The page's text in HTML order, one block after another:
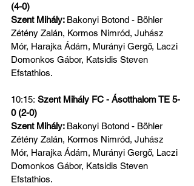
(4-0)
Szent Mihály: Bakonyi Botond - Böhler
Zétény Zalán, Kormos Nimród, Juhász
Mór, Harajka Ádám, Murányi Gergő, Laczi
Domonkos Gábor, Katsidis Steven
Efstathios.
10:15: Szent Mihály FC - Ásotthalom TE 5-
0 (2-0)
Szent Mihály: Bakonyi Botond - Böhler
Zétény Zalán, Kormos Nimród, Juhász
Mór, Harajka Ádám, Murányi Gergő, Laczi
Domonkos Gábor, Katsidis Steven
Efstathios.